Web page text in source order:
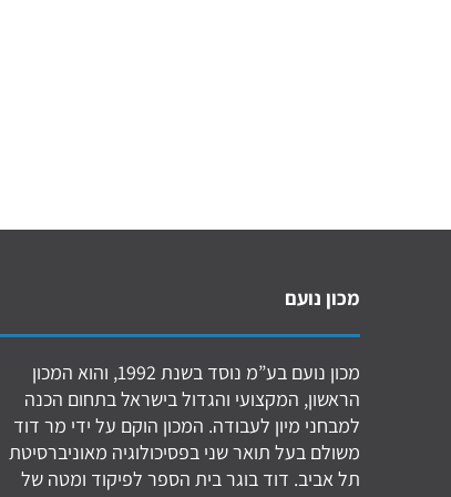
מכון נועם
מכון נועם בע”מ נוסד בשנת 1992, והוא המכון
הראשון, המקצועי והגדול בישראל בתחום הכנה
למבחני מיון לעבודה. המכון הוקם על ידי מר דוד
משולם בעל תואר שני בפסיכולוגיה מאוניברסיטת
תל אביב. דוד בוגר בית הספר לפיקוד ומטה של